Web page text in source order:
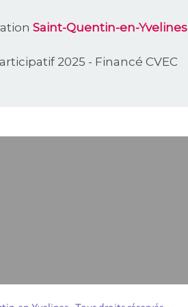
Saint-Quentin-en-Yvelines
2025 - Financé CVEC